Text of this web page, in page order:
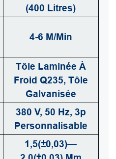
(400 Litres)
4-6 M/min
Tôle Laminée À
Froid Q235, Tôle
Galvanisée
380 V, 50 Hz, 3p
Personnalisable
1,5(±0,03)—